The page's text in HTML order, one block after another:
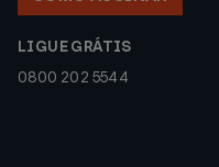
LIGUE GRÁTIS
0800 202 5544